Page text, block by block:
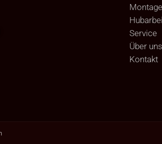
Service
Über uns
Kontakt